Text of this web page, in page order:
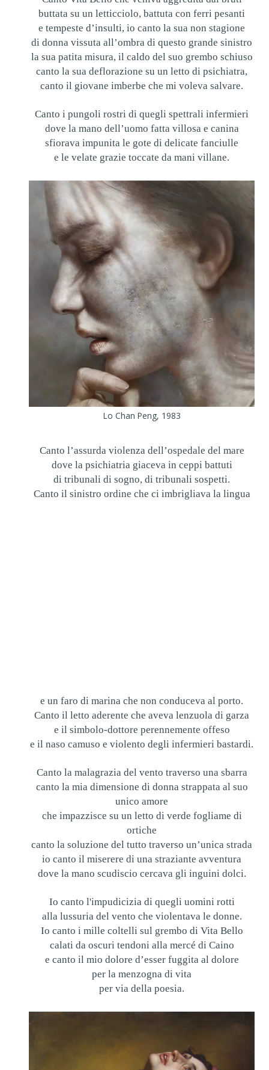
buttata su un letticciolo, battuta con ferri pesanti
e tempeste d’insulti, io canto la sua non stagione
di donna vissuta all’ombra di questo grande sinistro
la sua patita misura, il caldo del suo grembo schiuso
canto la sua deflorazione su un letto di psichiatra,
canto il giovane imberbe che mi voleva salvare.
Canto i pungoli rostri di quegli spettrali infermieri
dove la mano dell’uomo fatta villosa e canina
sfiorava impunita le gote di delicate fanciulle
e le velate grazie toccate da mani villane.
Lo Chan Peng, 1983
Canto l’assurda violenza dell’ospedale del mare
dove la psichiatria giaceva in ceppi battuti
di tribunali di sogno, di tribunali sospetti.
Canto il sinistro ordine che ci imbrigliava la lingua
e un faro di marina che non conduceva al porto.
Canto il letto aderente che aveva lenzuola di garza
e il simbolo-dottore perennemente offeso
e il naso camuso e violento degli infermieri bastardi.
Canto la malagrazia del vento traverso una sbarra
canto la mia dimensione di donna strappata al suo
unico amore
che impazzisce su un letto di verde fogliame di
ortiche
canto la soluzione del tutto traverso un’unica strada
io canto il miserere di una straziante avventura
dove la mano scudiscio cercava gli inguini dolci.
Io canto l'impudicizia di quegli uomini rotti
alla lussuria del vento che violentava le donne.
Io canto i mille coltelli sul grembo di Vita Bello
calati da oscuri tendoni alla mercé di Caino
e canto il mio dolore d’esser fuggita al dolore
per la menzogna di vita
per via della poesia.